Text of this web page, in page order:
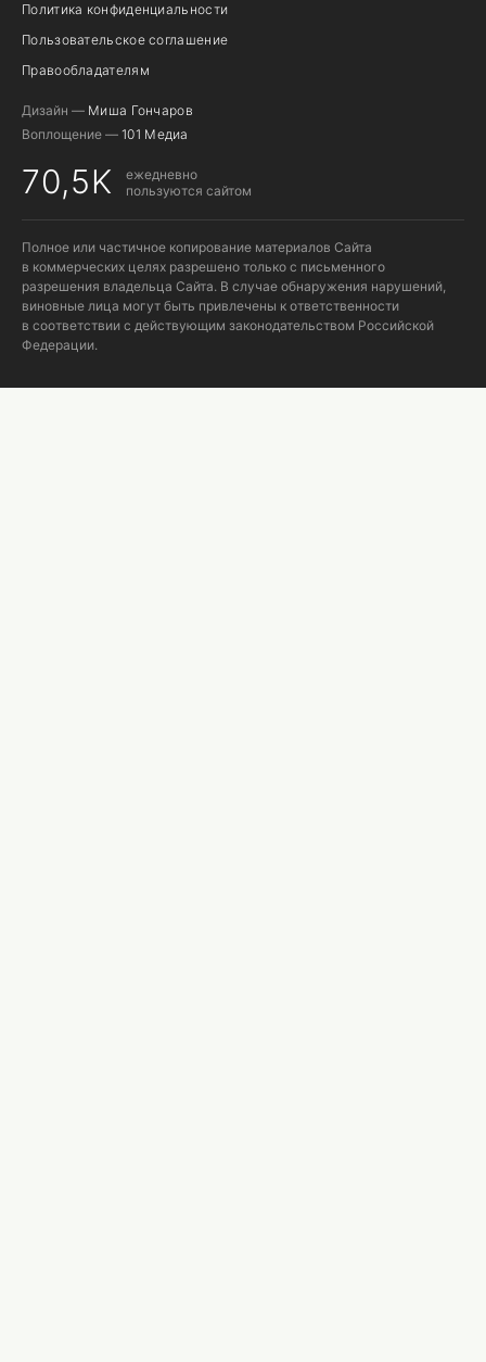
Политика конфиденциальности
Пользовательское соглашение
Правообладателям
Дизайн — Миша Гончаров
Воплощение — 101 Медиа
70,5K
ежедневно
пользуются сайтом
Полное или частичное копирование материалов Сайта
в коммерческих целях разрешено только с письменного
разрешения владельца Сайта. В случае обнаружения нарушений,
виновные лица могут быть привлечены к ответственности
в соответствии с действующим законодательством Российской
Федерации.